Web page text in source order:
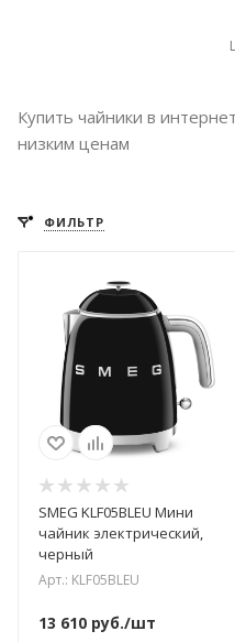
Купить чайники в
низким ценам
ФИЛЬТР
SMEG KLF05BLEU Мини
чайник электрический,
черный
Арт.: KLF05BLEU
13 610 руб./шт